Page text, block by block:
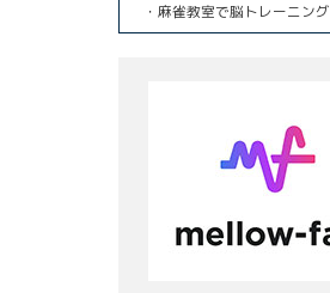
・麻雀教室で脳トレーニング